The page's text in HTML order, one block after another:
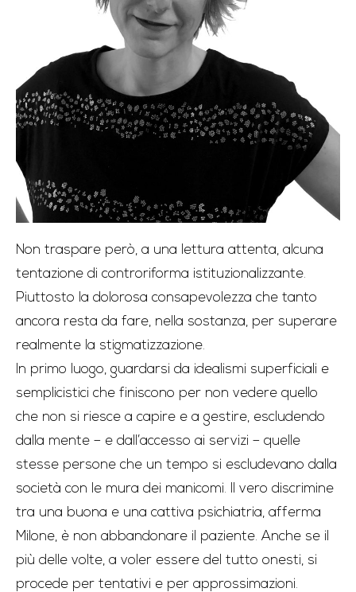
Non traspare però, a una lettura attenta, alcuna
tentazione di controriforma istituzionalizzante.
Piuttosto la dolorosa consapevolezza che tanto
ancora resta da fare, nella sostanza, per superare
realmente la stigmatizzazione.
In primo luogo, guardarsi da idealismi superficiali e
semplicistici che finiscono per non vedere quello
che non si riesce a capire e a gestire, escludendo
dalla mente – e dall’accesso ai servizi – quelle
stesse persone che un tempo si escludevano dalla
società con le mura dei manicomi. Il vero discrimine
tra una buona e una cattiva psichiatria, afferma
Milone, è non abbandonare il paziente. Anche se il
più delle volte, a voler essere del tutto onesti, si
procede per tentativi e per approssimazioni.